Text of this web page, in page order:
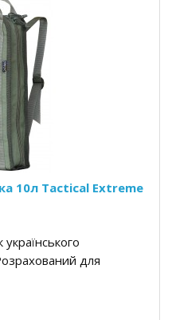
10л Tactical Extreme
для